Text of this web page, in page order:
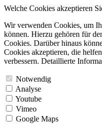
Welche Cookies akzeptieren
Wir verwenden Cookies, um
können. Hierzu gehören für
Cookies. Darüber hinaus
Cookies akzeptieren, die
verbessern. Detaillierte
Notwendig
Analyse
Youtube
Vimeo
Google Maps